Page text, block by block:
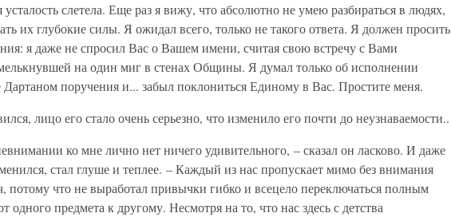
усталость слетела. Еще раз я вижу, что абсолютно не умею разбираться в людях,
их глубокие силы. Я ожидал всего, только не такого ответа. Я должен просить
я даже не спросил Вас о Вашем имени, считая свою встречу с Вами
на один миг в стенах Общины. Я думал только об исполнении
Дартаном поручения и... забыл поклониться Единому в Вас. Простите меня.
лицо его стало очень серьезно, что изменило его почти до неузнаваемости..
ко мне лично нет ничего удивительного, – сказал он ласково. И даже
стал глуше и теплее. – Каждый из нас пропускает мимо без внимания
потому что не выработал привычки гибко и всецело переключаться полным
одного предмета к другому. Несмотря на то, что нас здесь с детства